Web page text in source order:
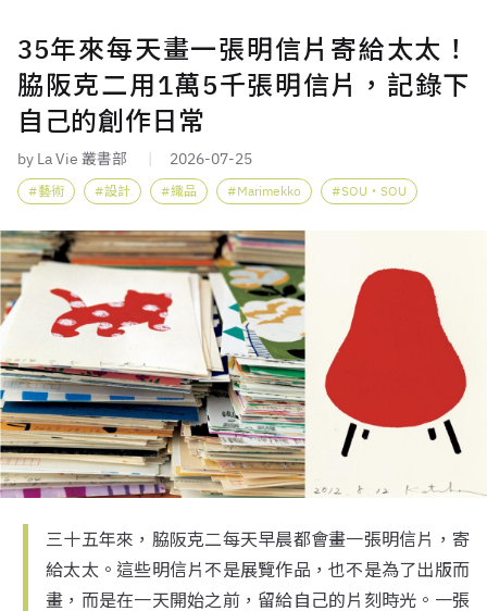
35年來每天畫一張明信片寄給太太！
脇阪克二用1萬5千張明信片，記錄下
自己的創作日常
by La Vie 叢書部 2026-07-25
藝術 設計 織品 Marimekko SOU・SOU
三十五年來，脇阪克二每天早晨都會畫一張明信片，寄
給太太。這些明信片不是展覽作品，也不是為了出版而
畫，而是在一天開始之前，留給自己的片刻時光。一張